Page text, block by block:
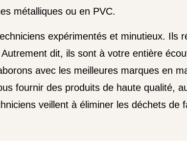
métalliques ou en PVC.
expérimentés et minutieux. Ils
dit, ils sont à votre entière
avec les meilleures marques en
fournir des produits de haute qualité,
veillent à éliminer les déchets de